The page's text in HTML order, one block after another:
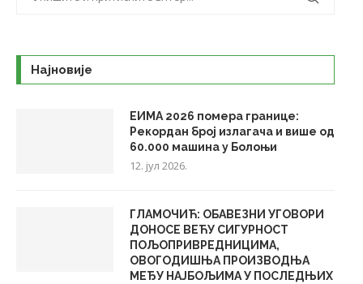
Најновије
ЕИМА 2026 помера границе:
Рекордан број излагача и више од
60.000 машина у Болоњи
12. јул 2026.
ГЛАМОЧИЋ: ОБАВЕЗНИ УГОВОРИ
ДОНОСЕ ВЕЋУ СИГУРНОСТ
ПОЉОПРИВРЕДНИЦИМА,
ОВОГОДИШЊА ПРОИЗВОДЊА
МЕЂУ НАЈБОЉИМА У ПОСЛЕДЊИХ